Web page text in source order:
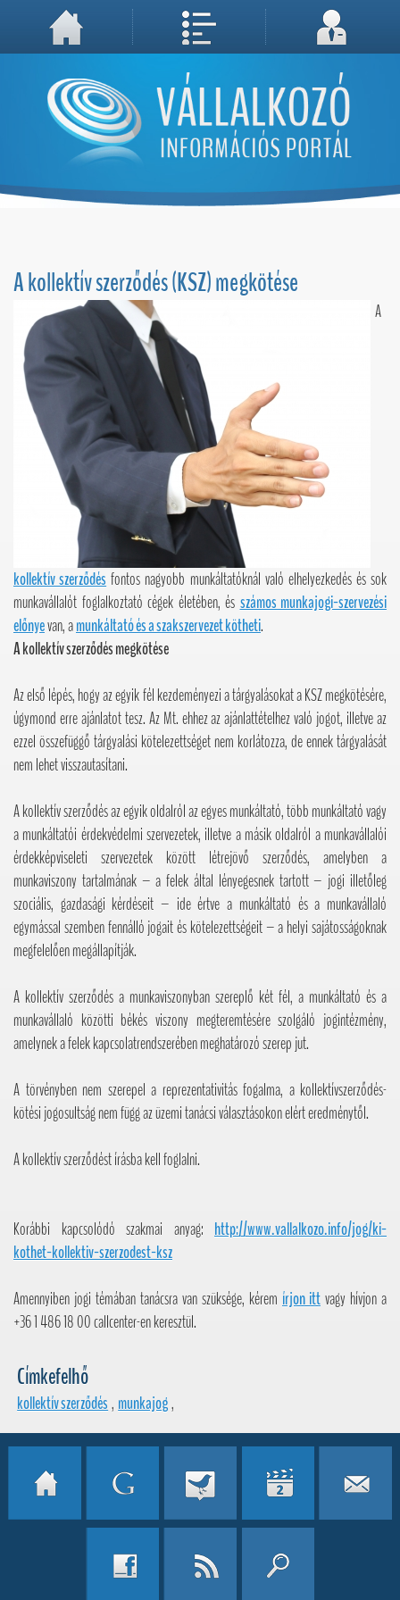
A weboldal használatával Ön elfogadja, hogy Cookie-kat (sütiket) tároljunk számítógépén. A sütik a weboldal megfelelő működéséhez
Megértettem, folytatás...
A kollektív szerződés (KSZ) megkötése
A
kollektív szerződés fontos nagyobb munkáltatóknál való elhelyezkedés és sok
munkavállalót foglalkoztató cégek életében, és számos munkajogi-szervezési
előnyevan, amunkáltató és a szakszervezet kötheti.
A kollektív szerződés megkötése
Az első lépés, hogy az egyik fél kezdeményezi a tárgyalásokat a KSZ megkötésére,
úgymond erre ajánlatot tesz. Az Mt. ehhez az ajánlattételhez való jogot, illetve az
ezzel összefüggő tárgyalási kötelezettséget nem korlátozza, de ennek tárgyalását
nem lehet visszautasítani.
A kollektív szerződés az egyik oldalról az egyes munkáltató, több munkáltató vagy
a munkáltatói érdekvédelmi szervezetek, illetve a másik oldalról a munkavállalói
érdekképviseleti szervezetek között létrejövő szerződés, amelyben a
munkaviszony tartalmának – a felek által lényegesnek tartott – jogi illetőleg
szociális, gazdasági kérdéseit – ide értve a munkáltató és a munkavállaló
egymással szemben fennálló jogait és kötelezettségeit – a helyi sajátosságoknak
megfelelően megállapítják.
A kollektív szerződés a munkaviszonyban szereplő két fél, a munkáltató és a
munkavállaló közötti békés viszony megteremtésére szolgáló jogintézmény,
amelynek a felek kapcsolatrendszerében meghatározó szerep jut.
A törvényben nem szerepel a reprezentativitás fogalma, a kollektívszerződés-
kötési jogosultság nem függ az üzemi tanácsi választásokon elért eredménytől.
A kollektív szerződést írásba kell foglalni.
Korábbi kapcsolódó szakmai anyag: http://www.vallalkozo.info/jog/ki-
kothet-kollektiv-szerzodest-ksz
Amennyiben jogi témában tanácsra van szüksége, kérem írjon ittvagy hívjon a
+36 1 486 18 00 callcenter-en keresztül.
Címkefelhő
kollektív szerződés, munkajog,